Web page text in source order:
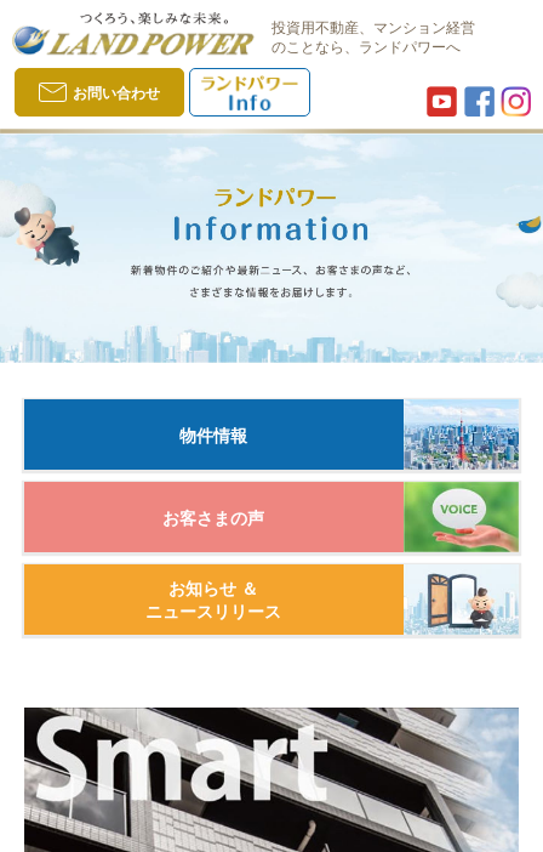
投資用不動産、マンション経営
のことなら、ランドパワーへ
お問い合わせ
物件情報
お客さまの声
お知らせ ＆
ニュースリリース